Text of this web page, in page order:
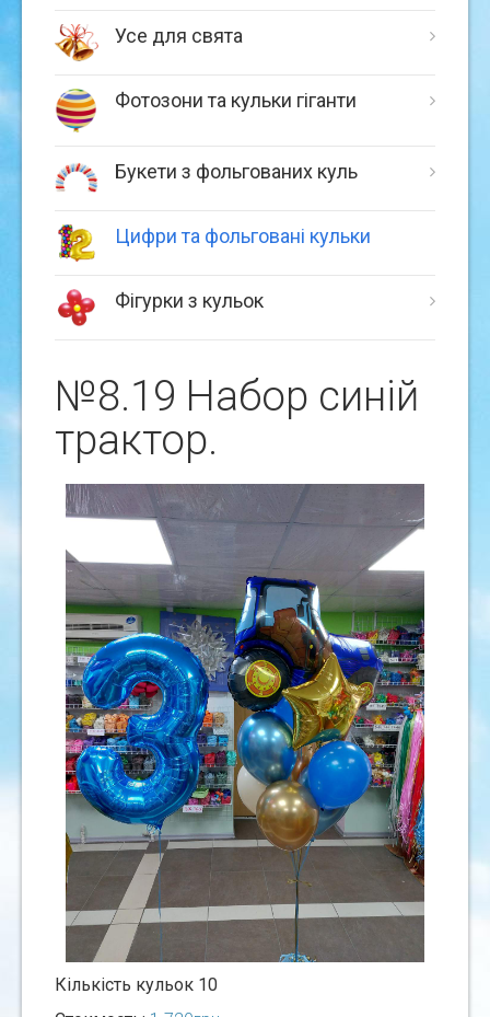
Усе для свята
Фотозони та кульки гіганти
Букети з фольгованих куль
Цифри та фольговані кульки
Фігурки з кульок
№8.19 Набор синiй
трактор.
Кiлькiсть кульок 10